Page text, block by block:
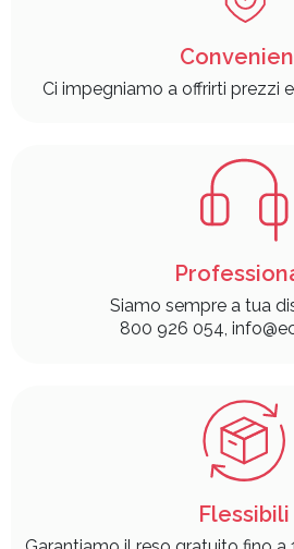
Ci impegniamo a offrirti prezzi
Siamo sempre a tua
800 926 054,
Flessibili